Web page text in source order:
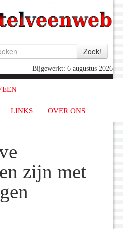
Bijgewerkt: 6 augustus 2026
LINKS OVER ONS
zijn met